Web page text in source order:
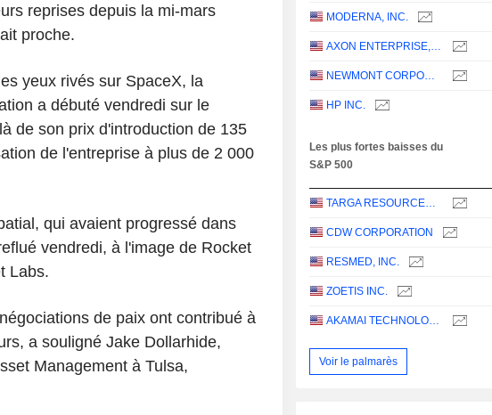
reprises depuis la mi-mars
proche.
yeux rivés sur SpaceX, la
a débuté vendredi sur le
de son prix d'introduction de 135
de l'entreprise à plus de 2 000
qui avaient progressé dans
vendredi, à l'image de Rocket
Labs.
de paix ont contribué à
a souligné Jake Dollarhide,
Management à Tulsa,
MODERNA, INC.
AXON ENTERPRISE, INC.
NEWMONT CORPORATION
HP INC.
Les plus fortes baisses du
S&P 500
TARGA RESOURCES CORP.
CDW CORPORATION
RESMED, INC.
ZOETIS INC.
AKAMAI TECHNOLOGIES, INC.
Voir le palmarès